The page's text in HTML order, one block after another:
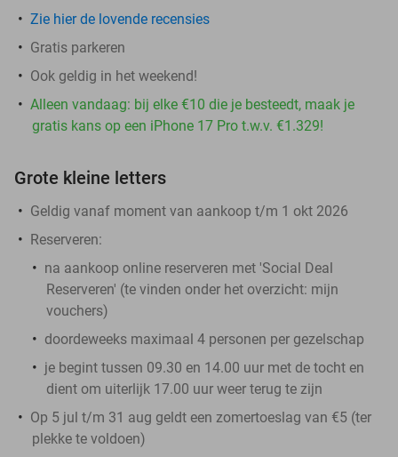
Zie hier de lovende recensies
Gratis parkeren
Ook geldig in het weekend!
Alleen vandaag: bij elke €10 die je besteedt, maak je
gratis kans op een iPhone 17 Pro t.w.v. €1.329!
Grote kleine letters
Geldig vanaf moment van aankoop t/m 1 okt 2026
Reserveren:
na aankoop online reserveren met 'Social Deal
Reserveren' (te vinden onder het overzicht: mijn
vouchers)
doordeweeks maximaal 4 personen per gezelschap
je begint tussen 09.30 en 14.00 uur met de tocht en
dient om uiterlijk 17.00 uur weer terug te zijn
Op 5 jul t/m 31 aug geldt een zomertoeslag van €5 (ter
plekke te voldoen)